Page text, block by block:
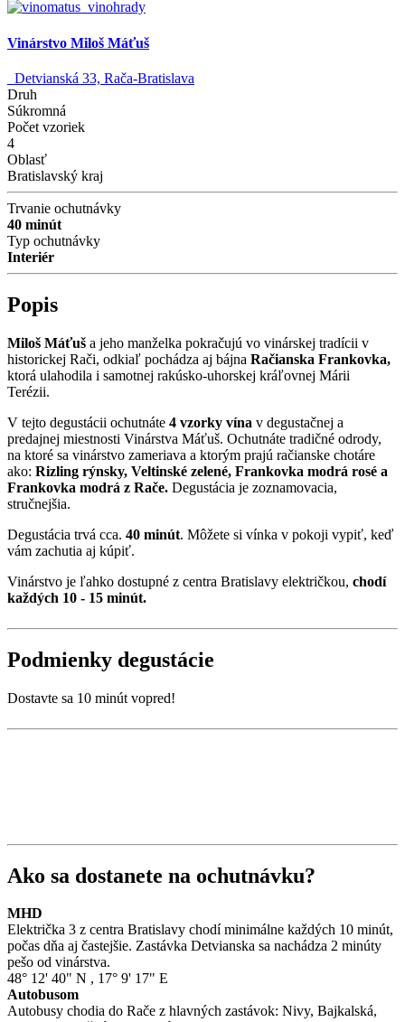
Vinárstvo Miloš Máťuš
Detvianská 33, Rača-Bratislava
Druh
Súkromná
Počet vzoriek
4
Oblasť
Bratislavský kraj
Trvanie ochutnávky
40 minút
Typ ochutnávky
Interiér
Popis
Miloš Máťuš a jeho manželka pokračujú vo vinárskej tradícii v
historickej Rači, odkiaľ pochádza aj bájna Račianska Frankovka,
ktorá ulahodila i samotnej rakúsko-uhorskej kráľovnej Márii
Terézii.
V tejto degustácii ochutnáte 4 vzorky vína v degustačnej a
predajnej miestnosti Vinárstva Máťuš. Ochutnáte tradičné odrody,
na ktoré sa vinárstvo zameriava a ktorým prajú račianske chotáre
ako: Rizling rýnsky, Veltinské zelené, Frankovka modrá rosé a
Frankovka modrá z Rače. Degustácia je zoznamovacia,
stručnejšia.
Degustácia trvá cca. 40 minút. Môžete si vínka v pokoji vypiť, keď
vám zachutia aj kúpiť.
Vinárstvo je ľahko dostupné z centra Bratislavy električkou, chodí
každých 10 - 15 minút.
Podmienky degustácie
Dostavte sa 10 minút vopred!
Ako sa dostanete na ochutnávku?
MHD
Električka 3 z centra Bratislavy chodí minimálne každých 10 minút,
počas dňa aj častejšie. Zastávka Detvianska sa nachádza 2 minúty
pešo od vinárstva.
48° 12' 40" N , 17° 9' 17" E
Autobusom
Autobusy chodia do Rače z hlavných zastávok: Nivy, Bajkalská,